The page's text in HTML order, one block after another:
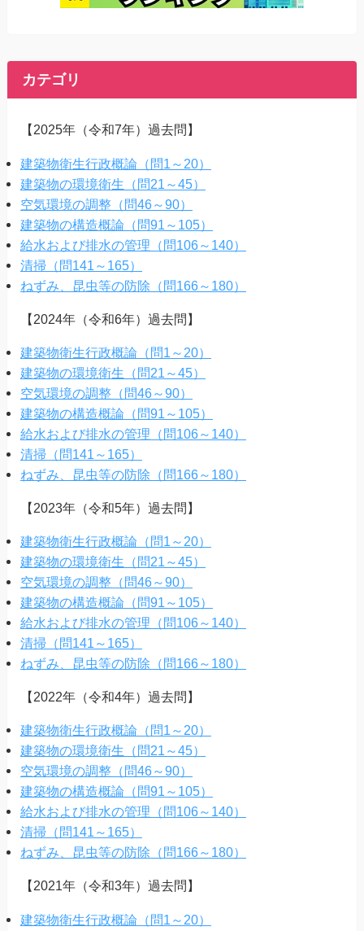
カテゴリ
【2025年（令和7年）過去問】
建築物衛生行政概論（問1～20）
建築物の環境衛生（問21～45）
空気環境の調整（問46～90）
建築物の構造概論（問91～105）
給水および排水の管理（問106～140）
清掃（問141～165）
ねずみ、昆虫等の防除（問166～180）
【2024年（令和6年）過去問】
建築物衛生行政概論（問1～20）
建築物の環境衛生（問21～45）
空気環境の調整（問46～90）
建築物の構造概論（問91～105）
給水および排水の管理（問106～140）
清掃（問141～165）
ねずみ、昆虫等の防除（問166～180）
【2023年（令和5年）過去問】
建築物衛生行政概論（問1～20）
建築物の環境衛生（問21～45）
空気環境の調整（問46～90）
建築物の構造概論（問91～105）
給水および排水の管理（問106～140）
清掃（問141～165）
ねずみ、昆虫等の防除（問166～180）
【2022年（令和4年）過去問】
建築物衛生行政概論（問1～20）
建築物の環境衛生（問21～45）
空気環境の調整（問46～90）
建築物の構造概論（問91～105）
給水および排水の管理（問106～140）
清掃（問141～165）
ねずみ、昆虫等の防除（問166～180）
【2021年（令和3年）過去問】
建築物衛生行政概論（問1～20）